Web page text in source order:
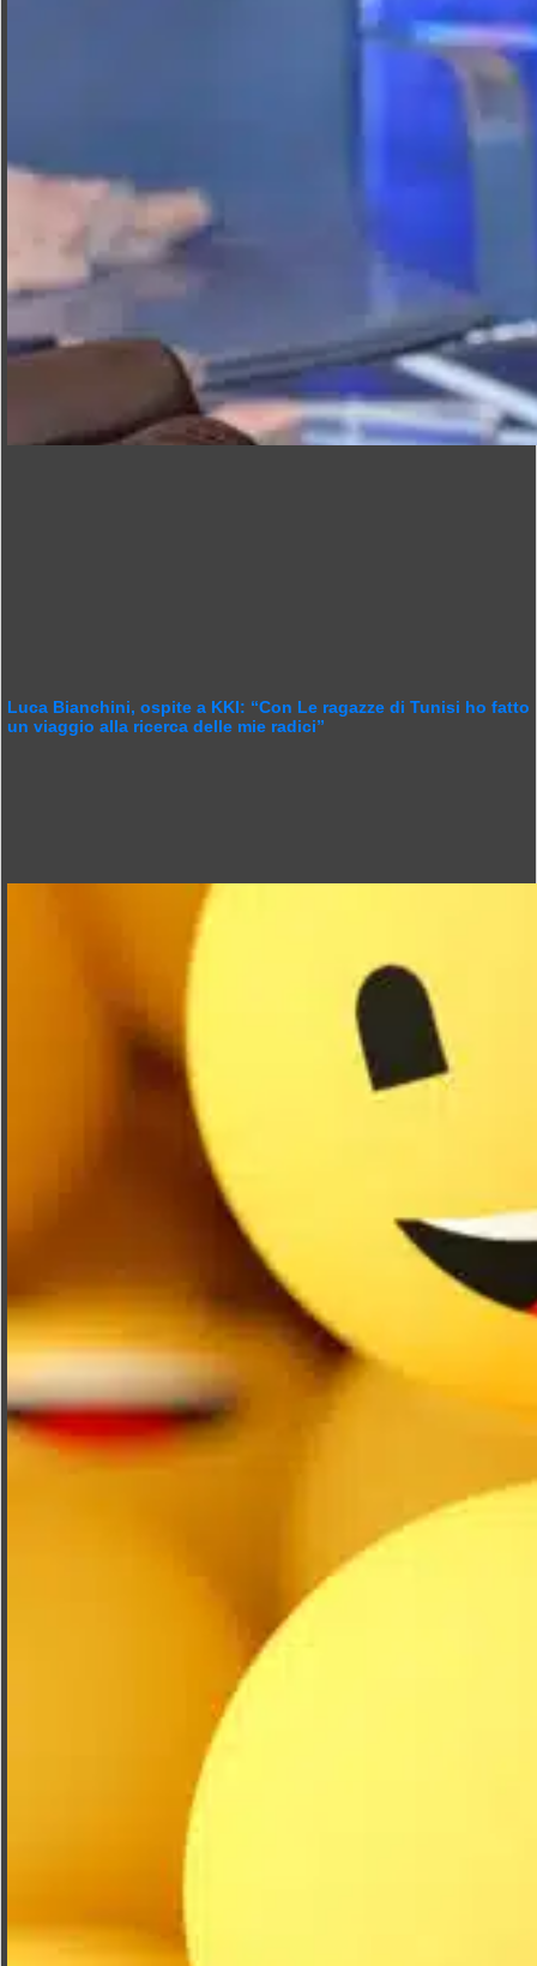
Luca Bianchini, ospite a KKI: “Con Le ragazze di Tunisi ho fatto
un viaggio alla ricerca delle mie radici”